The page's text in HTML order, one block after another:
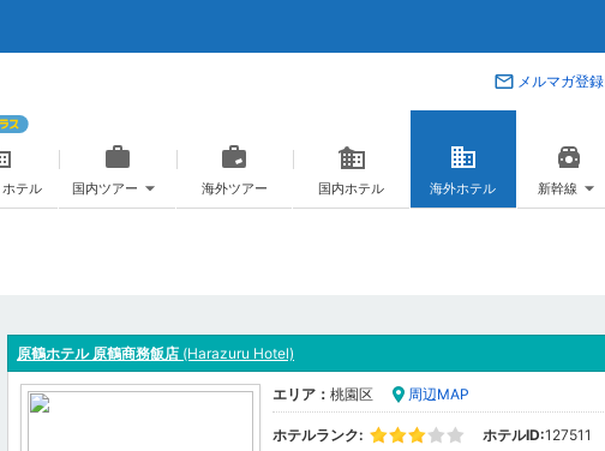
メルマガ登録
テル 国内ツアー 海外ツアー 国内ホテル 海外ホテル 新幹線
原鶴ホテル 原鶴商務飯店 (Harazuru Hotel)
エリア： 桃園区 周辺MAP
ホテルランク: ホテルID:127511